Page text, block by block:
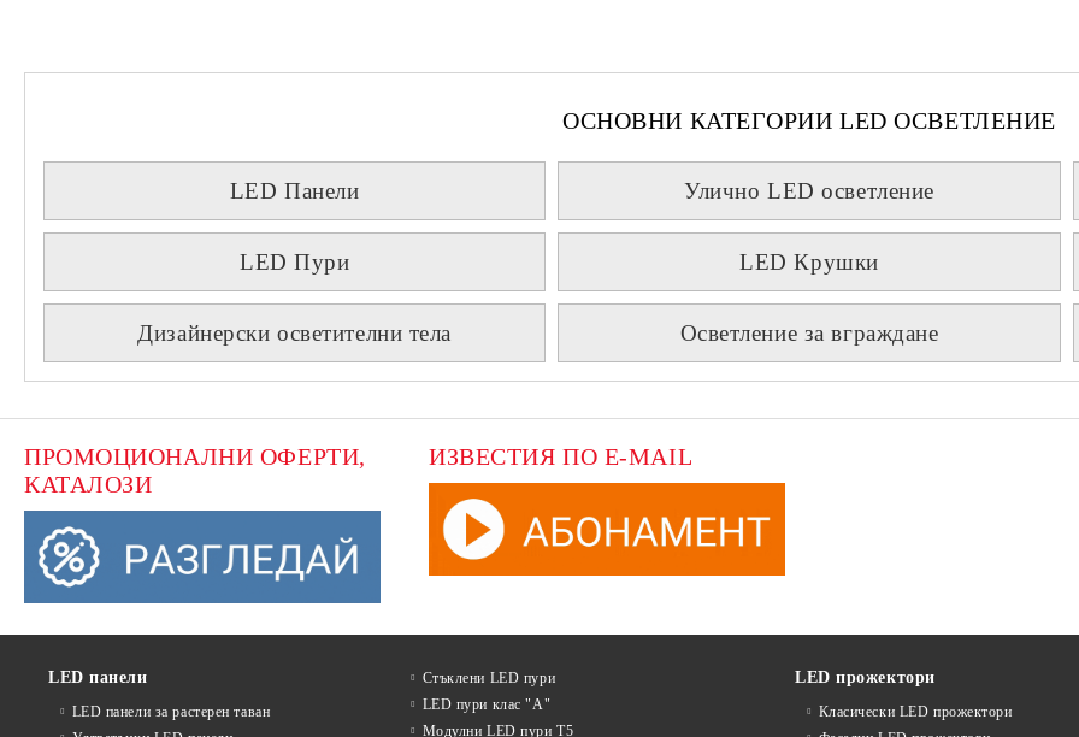
ОСНОВНИ КАТЕГОРИИ LED ОСВЕТЛЕНИЕ
LED Панели Улично LED осветление
LED Пури LED Крушки
Дизайнерски осветителни тела Осветление за вграждане
ПРОМОЦИОНАЛНИ ОФЕРТИ,
КАТАЛОЗИ
ИЗВЕСТИЯ ПО E-MAIL
LED панели
LED панели за растерен таван
Стъклени LED пури
LED пури клас "А"
Модулни LED пури T5
LED прожектори
Класически LED прожектори